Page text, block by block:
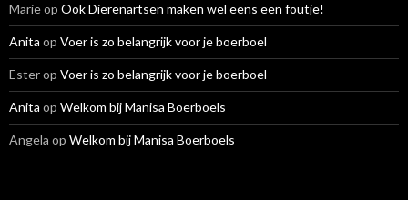
Marieop Ook Dierenartsen maken wel eens een foutje!
Anita op Voer is zo belangrijk voor je boerboel
Esterop Voer is zo belangrijk voor je boerboel
Anita op Welkom bij Manisa Boerboels
Angela op Welkom bij Manisa Boerboels